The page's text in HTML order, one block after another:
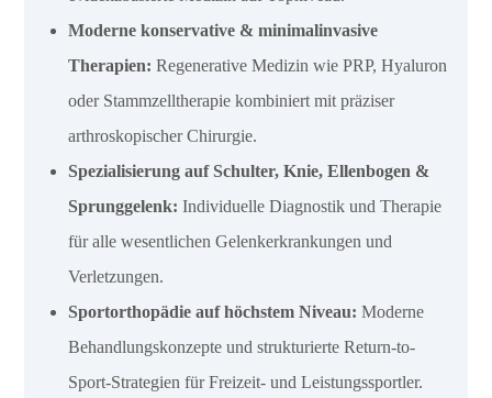
Moderne konservative & minimalinvasive
Therapien: Regenerative Medizin wie PRP, Hyaluron
oder Stammzelltherapie kombiniert mit präziser
arthroskopischer Chirurgie.
Spezialisierung auf Schulter, Knie, Ellenbogen &
Sprunggelenk: Individuelle Diagnostik und Therapie
für alle wesentlichen Gelenkerkrankungen und
Verletzungen.
Sportorthopädie auf höchstem Niveau: Moderne
Behandlungskonzepte und strukturierte Return-to-
Sport-Strategien für Freizeit- und Leistungssportler.